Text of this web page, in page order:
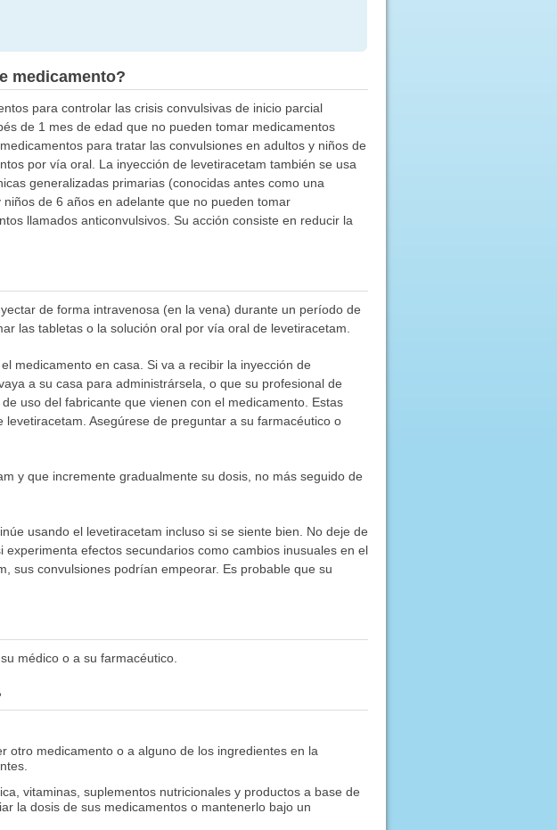
medicamento?
para controlar las crisis convulsivas de inicio parcial
de 1 mes de edad que no pueden tomar medicamentos
para tratar las convulsiones en adultos y niños de
por vía oral. La inyección de levetiracetam también se usa
generalizadas primarias (conocidas antes como una
de 6 años en adelante que no pueden tomar
llamados anticonvulsivos. Su acción consiste en reducir la
de forma intravenosa (en la vena) durante un período de
las tabletas o la solución oral por vía oral de levetiracetam.
medicamento en casa. Si va a recibir la inyección de
a su casa para administrársela, o que su profesional de
uso del fabricante que vienen con el medicamento. Estas
Asegúrese de preguntar a su farmacéutico o
y que incremente gradualmente su dosis, no más seguido de
usando el levetiracetam incluso si se siente bien. No deje de
efectos secundarios como cambios inusuales en el
sus convulsiones podrían empeorar. Es probable que su
médico o a su farmacéutico.
otro medicamento o a alguno de los ingredientes en la
vitaminas, suplementos nutricionales y productos a base de
la dosis de sus medicamentos o mantenerlo bajo un